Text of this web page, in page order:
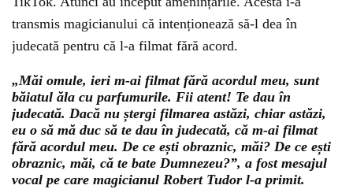
transmis magicianului că intenționează să-l dea în
judecată pentru că l-a filmat fără acord.
„Măi omule, ieri m-ai filmat fără acordul meu, sunt
băiatul ăla cu parfumurile. Fii atent! Te dau în
judecată. Dacă nu ștergi filmarea astăzi, chiar astăzi,
eu o să mă duc să te dau în judecată, că m-ai filmat
fără acordul meu. De ce ești obraznic, măi? De ce ești
obraznic, măi, că te bate Dumnezeu?”, a fost mesajul
vocal pe care magicianul Robert Tudor l-a primit.